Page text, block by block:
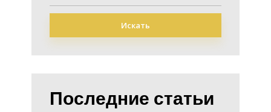
Искать
Последние статьи